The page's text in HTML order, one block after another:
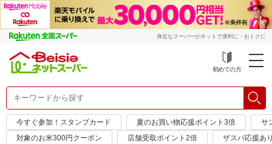
身近なスーパーがネットで便利に・おトクに
初めての方
今すぐ参加！スタンプカード 夏のお買い物応援ポイント3倍
サ
対象のお米300円クーポン
店舗受取ポイント2倍
ザスパ応援あ